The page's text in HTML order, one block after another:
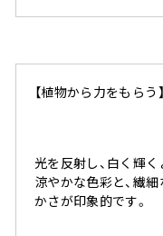
【植物から力をもらう】
光を反射し、白く輝
涼やかな色彩と、繊
かさが印象的です。